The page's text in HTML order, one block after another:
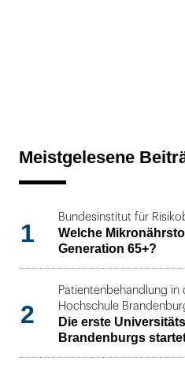
Meistgelesene
1
Bundesinstitut für
Welche
Generation 65+?
2
Patientenbehandlung in
Hochschule
Die erste
Brandenburgs